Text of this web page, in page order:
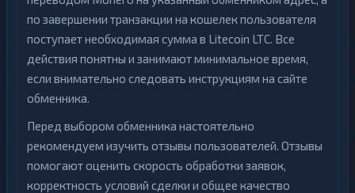
по завершении транзакции на кошелек пользователя
поступает необходимая сумма в Litecoin LTC. Все
действия понятны и занимают минимальное время,
если внимательно следовать инструкциям на сайте
обменника.
Перед выбором обменника настоятельно
рекомендуем изучить отзывы пользователей. Отзывы
помогают оценить скорость обработки заявок,
корректность условий сделки и общее качество